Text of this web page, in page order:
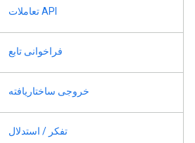
API تعاملات
فراخوانی تابع
خروجی ساختاریافته
تفکر / استدلال